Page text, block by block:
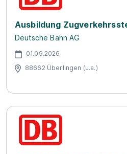
Ausbildung
Deutsche Bahn AG
01.09.2026
88662 Überlingen (u.a.)